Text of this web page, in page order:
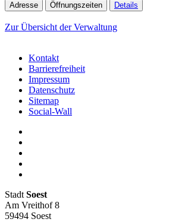
Adresse Öffnungszeiten Details
Zur Übersicht der Verwaltung
Kontakt
Barrierefreiheit
Impressum
Datenschutz
Sitemap
Social-Wall
Stadt Soest
Am Vreithof 8
59494 Soest